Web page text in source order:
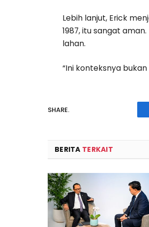
Lebih lanjut, Erick
1987, itu sangat
lahan.
“Ini konteksnya
SHARE.
BERITA TERKAIT